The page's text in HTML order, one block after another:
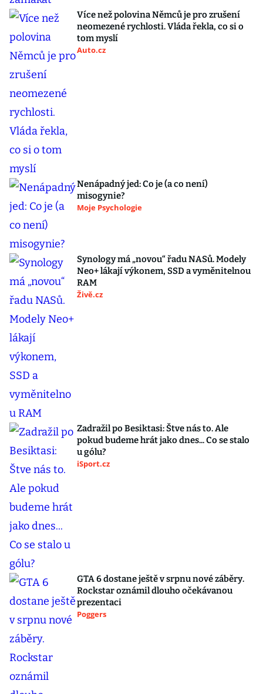
Více než polovina Němců je pro zrušení
neomezené rychlosti. Vláda řekla, co si o
tom myslí
Auto.cz
Nenápadný jed: Co je (a co není)
misogynie?
Moje Psychologie
Synology má „novou“ řadu NASů. Modely
Neo+ lákají výkonem, SSD a vyměnitelnou
RAM
Živě.cz
Zadražil po Besiktasi: Štve nás to. Ale
pokud budeme hrát jako dnes... Co se stalo
u gólu?
iSport.cz
GTA 6 dostane ještě v srpnu nové záběry.
Rockstar oznámil dlouho očekávanou
prezentaci
Poggers